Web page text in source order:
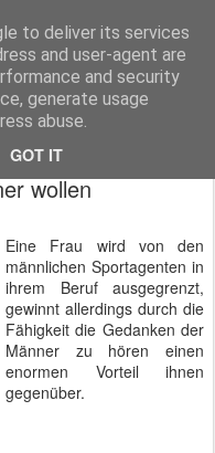
to deliver its services
and user-agent are
and security
generate usage
abuse.
GOT IT
wollen
Eine Frau wird von den
männlichen Sportagenten in
ihrem Beruf ausgegrenzt,
gewinnt allerdings durch die
Fähigkeit die Gedanken der
Männer zu hören einen
enormen Vorteil ihnen
gegenüber.